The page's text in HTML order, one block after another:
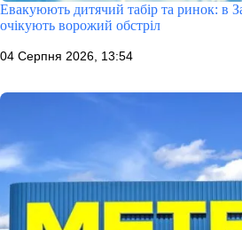
Евакуюють дитячий табір та ринок: в
очікують ворожий обстріл
04 Серпня 2026, 13:54